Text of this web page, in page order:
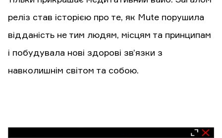
реліз став історією про те, як Mute порушила
відданість не тим людям, місцям та принципам
і побудувала нові здорові зв’язки з
навколишнім світом та собою.